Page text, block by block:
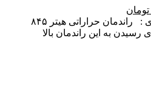
تومان
مشخصات فنی هیتر ۸۴۵ انرژی : راندمان حراراتی هیتر ۸۴۵